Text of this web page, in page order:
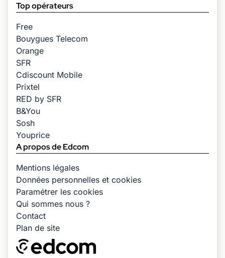
Top opérateurs
Free
Bouygues Telecom
Orange
SFR
Cdiscount Mobile
Prixtel
RED by SFR
B&You
Sosh
Youprice
A propos de Edcom
Mentions légales
Données personnelles et cookies
Paramétrer les cookies
Qui sommes nous ?
Contact
Plan de site